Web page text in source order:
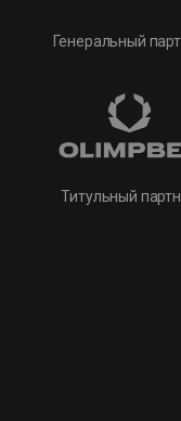
Генеральный
Титульный